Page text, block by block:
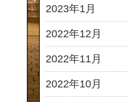
2023年1月
2022年12月
2022年11月
2022年10月